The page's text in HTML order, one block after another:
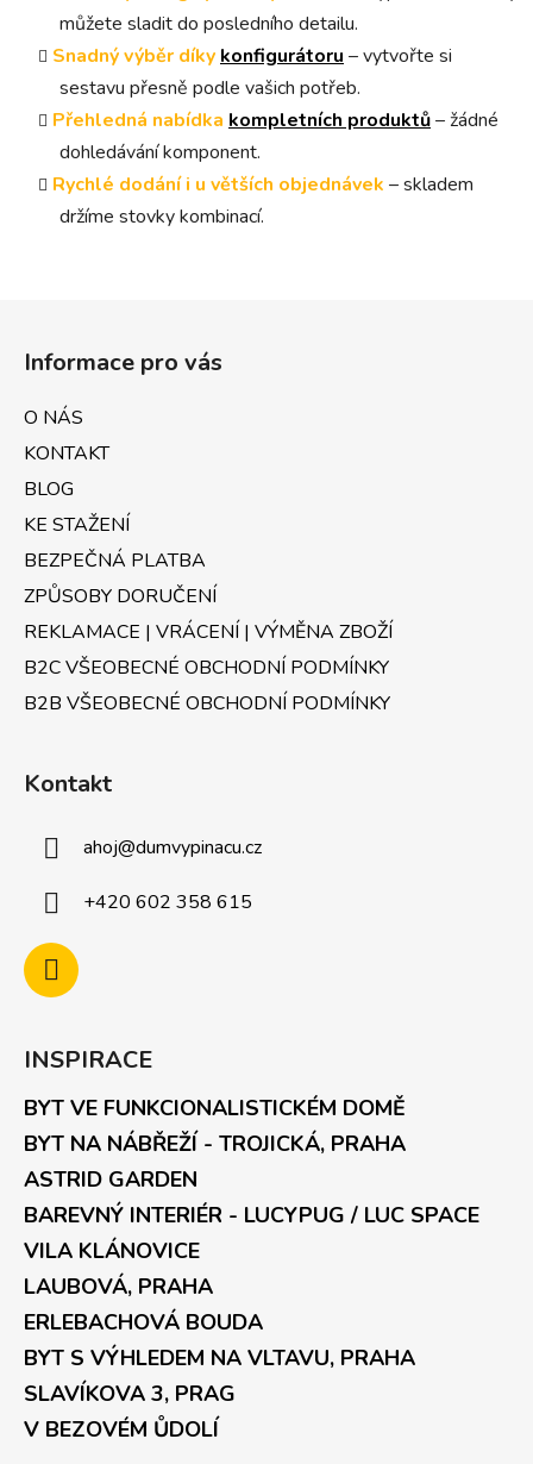
můžete sladit do posledního detailu.
Snadný výběr díky konfigurátoru – vytvořte si
sestavu přesně podle vašich potřeb.
Přehledná nabídka kompletních produktů– žádné
dohledávání komponent.
Rychlé dodání i u větších objednávek – skladem
držíme stovky kombinací.
Informace pro vás
O NÁS
KONTAKT
BLOG
KE STAŽENÍ
BEZPEČNÁ PLATBA
ZPŮSOBY DORUČENÍ
REKLAMACE | VRÁCENÍ | VÝMĚNA ZBOŽÍ
B2C VŠEOBECNÉ OBCHODNÍ PODMÍNKY
B2B VŠEOBECNÉ OBCHODNÍ PODMÍNKY
Kontakt
ahoj@dumvypinacu.cz
+420 602 358 615
INSPIRACE
BYT VE FUNKCIONALISTICKÉM DOMĚ
BYT NA NÁBŘEŽÍ - TROJICKÁ, PRAHA
ASTRID GARDEN
BAREVNÝ INTERIÉR - LUCYPUG / LUC SPACE
VILA KLÁNOVICE
LAUBOVÁ, PRAHA
ERLEBACHOVÁ BOUDA
BYT S VÝHLEDEM NA VLTAVU, PRAHA
SLAVÍKOVA 3, PRAG
V BEZOVÉM ŮDOLÍ